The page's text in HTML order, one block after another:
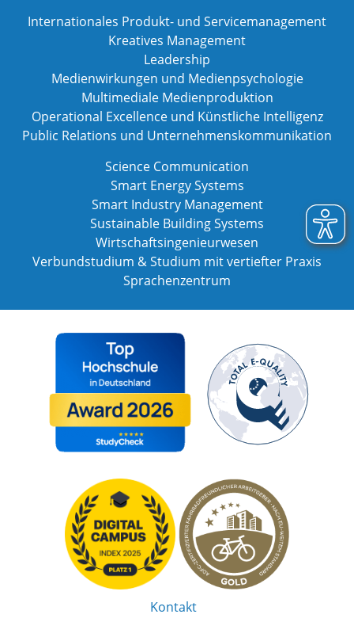
Internationales Produkt- und Servicemanagement
Kreatives Management
Leadership
Medienwirkungen und Medienpsychologie
Multimediale Medienproduktion
Operational Excellence und Künstliche Intelligenz
Public Relations und Unternehmenskommunikation
Science Communication
Smart Energy Systems
Smart Industry Management
Sustainable Building Systems
Wirtschaftsingenieurwesen
Verbundstudium & Studium mit vertiefter Praxis
Sprachenzentrum
Kontakt